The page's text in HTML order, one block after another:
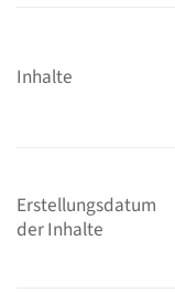
Inhalte
Erstellungsdatum
der Inhalte